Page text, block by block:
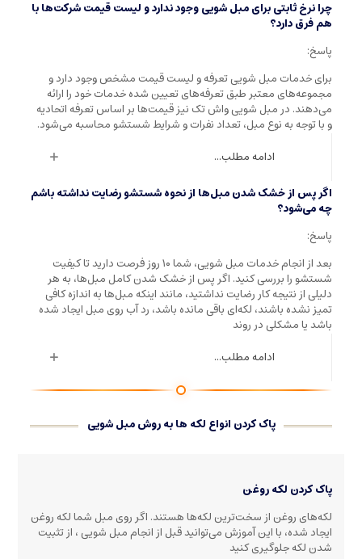
چرا نرخ ثابتی برای مبل شویی وجود ندارد و لیست قیمت شرکت‌ها با
هم فرق دارد؟
پاسخ:
برای خدمات مبل شویی تعرفه و لیست قیمت مشخص وجود دارد و
مجموعه‌های معتبر طبق تعرفه‌های تعیین شده خدمات خود را ارائه
می‌دهند. در مبل شویی واش تک نیز قیمت‌ها بر اساس تعرفه اتحادیه
و با توجه به نوع مبل، تعداد نفرات و شرایط شستشو محاسبه می‌شود.
ادامه مطلب...
اگر پس از خشک شدن مبل‌ها از نحوه شستشو رضایت نداشته باشم
چه می‌شود؟
پاسخ:
بعد از انجام خدمات مبل شویی، شما ۱۰ روز فرصت دارید تا کیفیت
شستشو را بررسی کنید. اگر پس از خشک شدن کامل مبل‌ها، به هر
دلیلی از نتیجه کار رضایت نداشتید، مانند اینکه مبل‌ها به اندازه کافی
تمیز نشده باشند، لکه‌ای باقی مانده باشد، رد آب روی مبل ایجاد شده
باشد یا مشکلی در روند
ادامه مطلب...
پاک کردن انواع لکه ها به روش مبل شویی
پاک کردن لکه روغن
لکه‌های روغن از سخت‌ترین لکه‌ها هستند. اگر روی مبل شما لکه روغن
ایجاد شده، با این آموزش می‌توانید قبل از انجام مبل شویی ، از تثبیت
شدن لکه جلوگیری کنید